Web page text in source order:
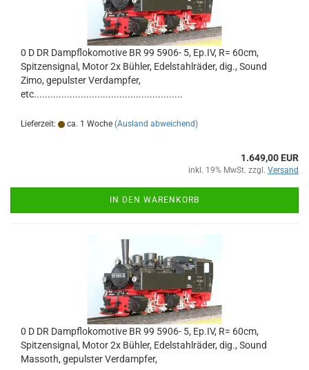
0 D DR Dampflokomotive BR 99 5906- 5, Ep.IV, R= 60cm,
Spitzensignal, Motor 2x Bühler, Edelstahlräder, dig., Sound
Zimo, gepulster Verdampfer,
etc......................................................
Lieferzeit: ca. 1 Woche (Ausland abweichend)
1.649,00 EUR
inkl. 19% MwSt. zzgl. Versand
IN DEN WARENKORB
0 D DR Dampflokomotive BR 99 5906- 5, Ep.IV, R= 60cm,
Spitzensignal, Motor 2x Bühler, Edelstahlräder, dig., Sound
Massoth, gepulster Verdampfer,